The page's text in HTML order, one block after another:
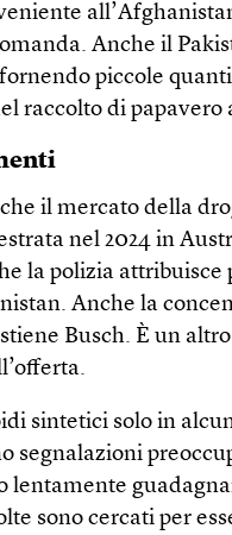
Anche il
piccole
raccolto di papavero
il mercato della
nel 2024 in
la polizia
Anche la
Busch. È un
sintetici solo in
segnalazioni
lentamente
sono cercati per